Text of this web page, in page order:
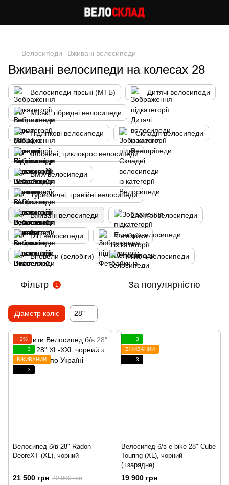
Велосипеди Вживані велосипеди
Вживані велосипеди на колесах 28
Велосипеди гірські (МТБ) Дитячі велосипеди
Міські, гібридні велосипеди
Підліткові велосипеди Складні велосипеди
Шосейні, циклокрос велосипеди
BMX велосипеди
Туристичні, гравійні велосипеди
Вживані велосипеди Електровелосипеди
Dirt велосипеди Фетбайки
Біговели (велобіги) Жіночі велосипеди
Фільтр 1 За популярністю
Діаметр коліс 28"
−2%
3
ВЖИВАНИЙ
3
Велосипед б/в 28" Radon
DeoreXT (XL), чорний
21 500 грн 22 000 грн
3
ВЖИВАНИЙ
3
Велосипед б/в e-bike 28" Cube
Touring (XL), чорний
(+зарядне)
19 900 грн